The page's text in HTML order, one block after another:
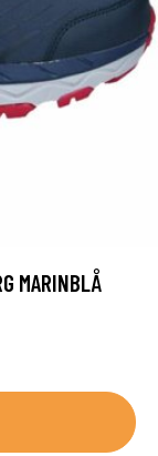
MARINBLÅ